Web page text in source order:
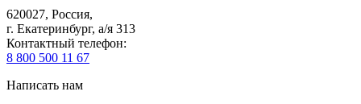
620027, Россия,
г. Екатеринбург, а/я 313
Контактный телефон:
8 800 500 11 67
Написать нам